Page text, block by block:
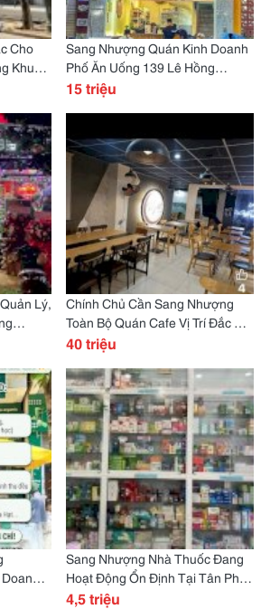
Cho
Khu
Hải
Sang Nhượng Quán Kinh Doanh
Phố Ăn Uống 139 Lê Hồng
Phông, Hà Đông Nằm Trong Khu
15 triệu
Lý,
Đại
Chính Chủ Cần Sang Nhượng
Toàn Bộ Quán Cafe Vị Trí Đắc Địa
& Tiềm Năng Khu Vực Trung Tâm
Thông
40 triệu
Sang Nhượng Nhà Thuốc Đang
Hoạt Động Ổn Định Tại Tân Phú
(Có Chỗ Ở Lại) Địa Chỉ: 93 Phạm
4,5 triệu